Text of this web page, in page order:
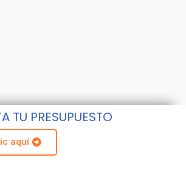
TU PRESUPUESTO
aquí